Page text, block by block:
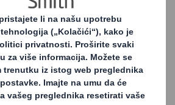
MOJE POSTAVKE
UČITAJ STRANICU